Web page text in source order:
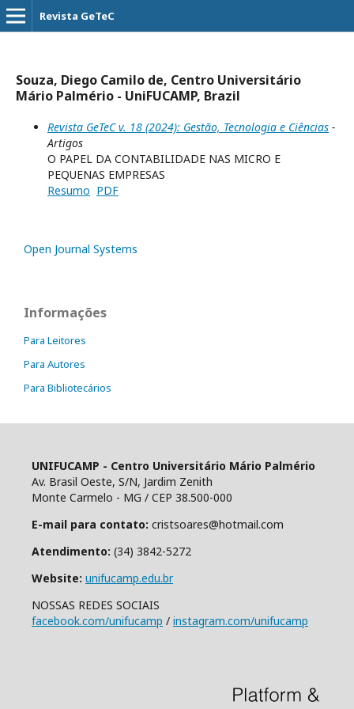
Revista GeTeC
Souza, Diego Camilo de, Centro Universitário
Mário Palmério - UniFUCAMP, Brazil
Revista GeTeC v. 18 (2024): Gestão, Tecnologia e Ciências -
Artigos
O PAPEL DA CONTABILIDADE NAS MICRO E
PEQUENAS EMPRESAS
Resumo PDF
Open Journal Systems
Informações
Para Leitores
Para Autores
Para Bibliotecários
UNIFUCAMP - Centro Universitário Mário Palmério
Av. Brasil Oeste, S/N, Jardim Zenith
Monte Carmelo - MG / CEP 38.500-000
E-mail para contato: cristsoares@hotmail.com
Atendimento: (34) 3842-5272
Website: unifucamp.edu.br
NOSSAS REDES SOCIAIS
facebook.com/unifucamp / instagram.com/unifucamp